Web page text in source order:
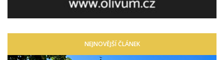
NEJNOVĚJŠÍ ČLÁNEK